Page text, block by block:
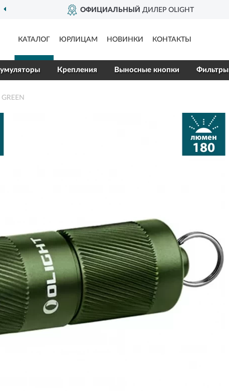
ОФИЦИАЛЬНЫЙ ДИЛЕР OLIGHT
КАТАЛОГ ЮРЛИЦАМ НОВИНКИ КОНТАКТЫ
Крепления Выносные кнопки Фильтры